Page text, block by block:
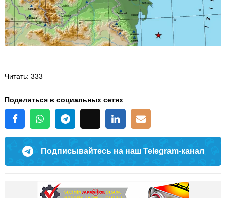
Читать: 333
Поделиться в социальных сетях
Подписывайтесь на наш Telegram-канал